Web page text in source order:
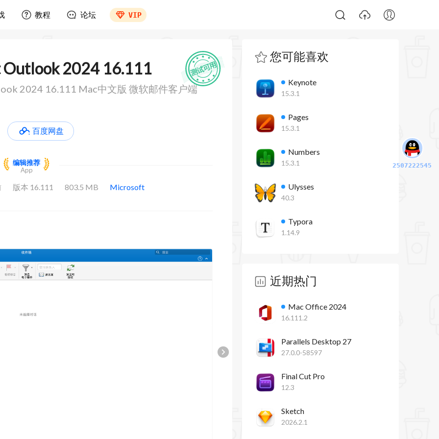
教程 论坛 VIP
2024 16.111
2024 16.111 Mac中文版 微软邮件客户端
百度网盘
编辑推荐
App
版本 16.111 803.5 MB Microsoft
您可能喜欢
Keynote
15.3.1
Pages
15.3.1
Numbers
15.3.1
Ulysses
40.3
Typora
1.14.9
近期热门
Mac Office 2024
16.111.2
Parallels Desktop 27
27.0.0-58597
Final Cut Pro
12.3
Sketch
2026.2.1
2507222545